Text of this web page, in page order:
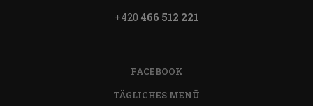
+420 466 512 221
FACEBOOK
TÄGLICHES MENÜ